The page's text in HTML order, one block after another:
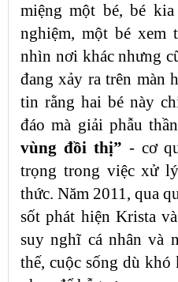
miệng một bé, bé
nghiệm, một bé xem
nhìn nơi khác nhưng
đang xảy ra trên màn
tin rằng hai bé này
đáo mà giải phẫu
vùng đồi thị” - cơ
trọng trong việc xử
thức. Năm 2011, qua
sốt phát hiện Krista
suy nghĩ cá nhân và
thế, cuộc sống dù khó